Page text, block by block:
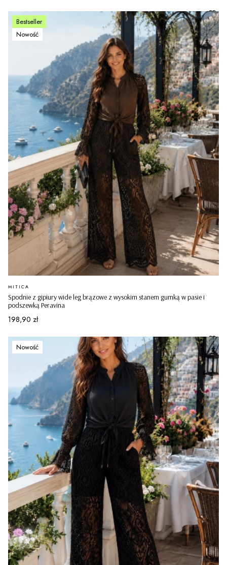
Bestseller
Nowość
Spodnie z gipiury wide leg brązowe z wysokim stanem gumką w pasie i
podszewką Peravina
PRODUCENT
MITICA
Cena
198,90 zł
Nowość